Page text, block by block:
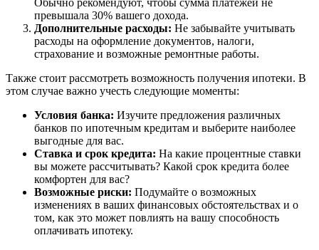
Обычно рекомендуют, чтобы сумма платежей не
превышала 30% вашего дохода.
Дополнительные расходы: Не забывайте учитывать
расходы на оформление документов, налоги,
страхование и возможные ремонтные работы.
Также стоит рассмотреть возможность получения ипотеки. В
этом случае важно учесть следующие моменты:
Условия банка: Изучите предложения различных
банков по ипотечным кредитам и выберите наиболее
выгодные для вас.
Ставка и срок кредита: На какие процентные ставки
вы можете рассчитывать? Какой срок кредита более
комфортен для вас?
Возможные риски: Подумайте о возможных
изменениях в ваших финансовых обстоятельствах и о
том, как это может повлиять на вашу способность
оплачивать ипотеку.